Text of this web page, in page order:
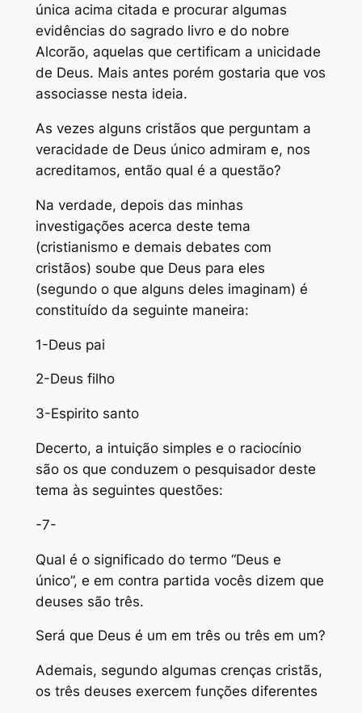
única acima citada e procurar algumas
evidências do sagrado livro e do nobre
Alcorão, aquelas que certificam a unicidade
de Deus. Mais antes porém gostaria que vos
associasse nesta ideia.
As vezes alguns cristãos que perguntam a
veracidade de Deus único admiram e, nos
acreditamos, então qual é a questão?
Na verdade, depois das minhas
investigações acerca deste tema
(cristianismo e demais debates com
cristãos) soube que Deus para eles
(segundo o que alguns deles imaginam) é
constituído da seguinte maneira:
1-Deus pai
2-Deus filho
3-Espirito santo
Decerto, a intuição simples e o raciocínio
são os que conduzem o pesquisador deste
tema às seguintes questões:
-7-
Qual é o significado do termo “Deus e
único”, e em contra partida vocês dizem que
deuses são três.
Será que Deus é um em três ou três em um?
Ademais, segundo algumas crenças cristãs,
os três deuses exercem funções diferentes